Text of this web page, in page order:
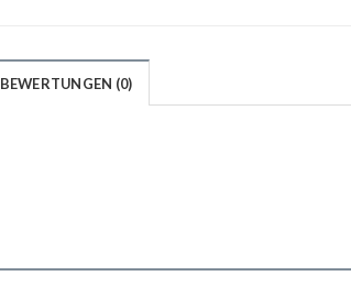
BEWERTUNGEN (0)